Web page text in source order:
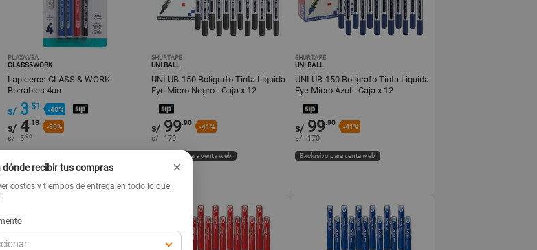
PLAZAVEA
CLASS&WORK
Lapiceros CLASS & WORK
Borrables 4un
s/ 3.51 -40%
s/ 4.13
-30%
s/ 5.90
SHURTAPE
UNI BALL
UNI UB-150 Bolígrafo Tinta Líquida
Eye Micro Negro - Caja x 12
s/ 99.90
-41%
s/ 170
Exclusivo para venta web
SHURTAPE
UNI BALL
UNI UB-150 Bolígrafo Tinta Líquida
Eye Micro Azul - Caja x 12
s/ 99.90
-41%
s/ 170
Exclusivo para venta web
dónde recibir tus compras ×
costos y tiempos de entrega en todo lo que